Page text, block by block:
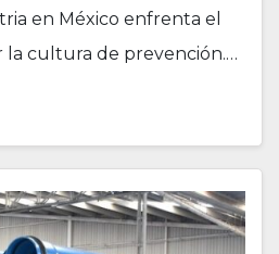
en México enfrenta el
la cultura de prevención.…